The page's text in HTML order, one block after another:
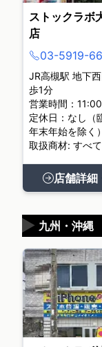
ストックラボ
店
03-5919-
JR高槻駅 地下
歩1分
営業時間：
定休日：なし（
年末年始を除く）
取扱商材: すべて
店舗詳細
九州・沖縄
▶